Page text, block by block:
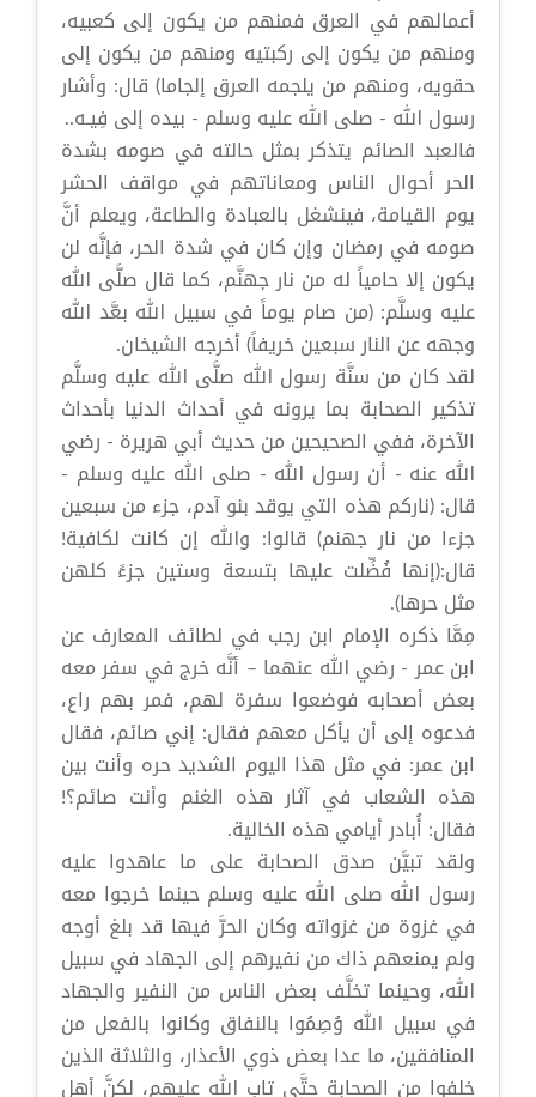
أعمالهم في العرق فمنهم من يكون إلى كعبيه،
ومنهم من يكون إلى ركبتيه ومنهم من يكون إلى
حقويه، ومنهم من يلجمه العرق إلجاما) قال: وأشار
رسول الله - صلى الله عليه وسلم - بيده إلى فِيـه..
فالعبد الصائم يتذكر بمثل حالته في صومه بشدة
الحر أحوال الناس ومعاناتهم في مواقف الحشر
يوم القيامة، فينشغل بالعبادة والطاعة، ويعلم أنَّ
صومه في رمضان وإن كان في شدة الحر، فإنَّه لن
يكون إلا حامياً له من نار جهنَّم، كما قال صلَّى الله
عليه وسلَّم: (من صام يوماً في سبيل الله بعَّد الله
وجهه عن النار سبعين خريفاً) أخرجه الشيخان.
لقد كان من سنَّة رسول الله صلَّى الله عليه وسلَّم
تذكير الصحابة بما يرونه في أحداث الدنيا بأحداث
الآخرة، ففي الصحيحين من حديث أبي هريرة - رضي
الله عنه - أن رسول الله - صلى الله عليه وسلم -
قال: (ناركم هذه التي يوقد بنو آدم، جزء من سبعين
جزءا من نار جهنم) قالوا: والله إن كانت لكافية!
قال:(إنها فُضِّلت عليها بتسعة وستين جزءً كلهن
مثل حرها).
مِمَّا ذكره الإمام ابن رجب في لطائف المعارف عن
ابن عمر - رضي الله عنهما – أنَّه خرج في سفر معه
بعض أصحابه فوضعوا سفرة لهم، فمر بهم راع،
فدعوه إلى أن يأكل معهم فقال: إني صائم، فقال
ابن عمر: في مثل هذا اليوم الشديد حره وأنت بين
هذه الشعاب في آثار هذه الغنم وأنت صائم؟!
فقال: أُبادر أيامي هذه الخالية.
ولقد تبيَّن صدق الصحابة على ما عاهدوا عليه
رسول الله صلى الله عليه وسلم حينما خرجوا معه
في غزوة من غزواته وكان الحرَّ فيها قد بلغ أوجه
ولم يمنعهم ذاك من نفيرهم إلى الجهاد في سبيل
الله، وحينما تخلَّف بعض الناس من النفير والجهاد
في سبيل الله وُصِمُوا بالنفاق وكانوا بالفعل من
المنافقين، ما عدا بعض ذوي الأعذار، والثلاثة الذين
خلفوا من الصحابة حتَّى تاب الله عليهم، لكنَّ أهل